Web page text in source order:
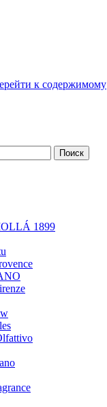
к содержимому
1899